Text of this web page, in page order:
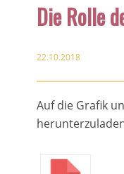
Die Rolle
22.10.2018
Auf die Grafik